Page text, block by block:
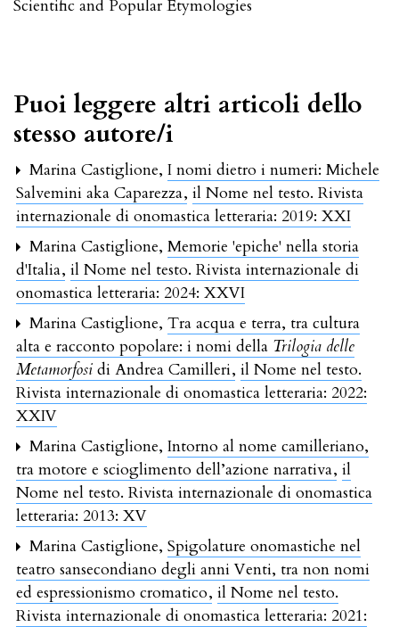
Scientific and Popular Etymologies
Puoi leggere altri articoli dello
stesso autore/i
Marina Castiglione, I nomi dietro i numeri: Michele
Salvemini aka Caparezza, il Nome nel testo. Rivista
internazionale di onomastica letteraria: 2019: XXI
Marina Castiglione, Memorie 'epiche' nella storia
d'Italia, il Nome nel testo. Rivista internazionale di
onomastica letteraria: 2024: XXVI
Marina Castiglione, Tra acqua e terra, tra cultura
alta e racconto popolare: i nomi della Trilogia delle
Metamorfosi di Andrea Camilleri, il Nome nel testo.
Rivista internazionale di onomastica letteraria: 2022:
XXIV
Marina Castiglione, Intorno al nome camilleriano,
tra motore e scioglimento dell’azione narrativa, il
Nome nel testo. Rivista internazionale di onomastica
letteraria: 2013: XV
Marina Castiglione, Spigolature onomastiche nel
teatro sansecondiano degli anni Venti, tra non nomi
ed espressionismo cromatico, il Nome nel testo.
Rivista internazionale di onomastica letteraria: 2021: